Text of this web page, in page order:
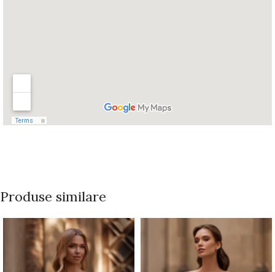
Produse similare